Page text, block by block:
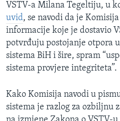
VSTV-a Milana Tegeltiju, u
uvid, se navodi da je
informacije koje je dostavio
potvrđuju postojanje otpora
sistema BiH i šire, spram
sistema provjere integriteta”.
Kako Komisija navodi u
sistema je razlog za ozbiljnu